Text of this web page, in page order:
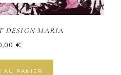
DESIGN MARIA
€
AU PANIER